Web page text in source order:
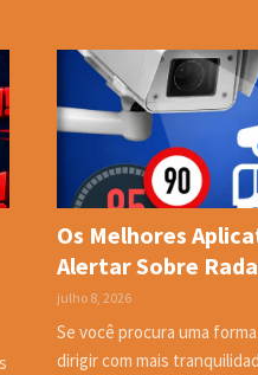
Os Melhores
Alertar Sobre
julho 8, 2026
Se você procura uma
dirigir com mais